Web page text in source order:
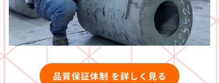
品質保証体制 を詳しく見る